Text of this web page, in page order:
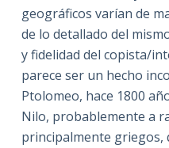
geográficos varían de
de lo detallado del
y fidelidad del copista/
parece ser un hecho
Ptolomeo, hace 1800
Nilo, probablemente a
principalmente griegos,